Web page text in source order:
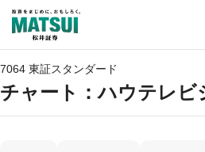
7064 東証スタンダード
チャート：ハウテレビ